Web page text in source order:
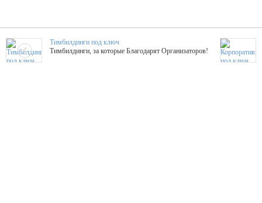
Тимбилдинги под ключ
Тимбилдинги, за которые Благодарят Организаторов!